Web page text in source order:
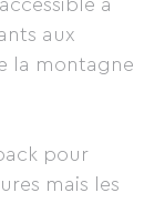
à
aux
la montagne
pour
mais les